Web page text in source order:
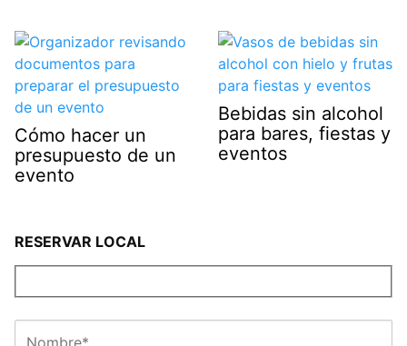
Cómo hacer un
presupuesto de un
evento
Bebidas sin alcohol
para bares, fiestas y
eventos
RESERVAR LOCAL